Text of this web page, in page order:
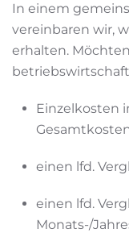
In einem
vereinbaren wir,
erhalten.
Einzelkosten
einen lfd.
einen lfd.
Monats-/